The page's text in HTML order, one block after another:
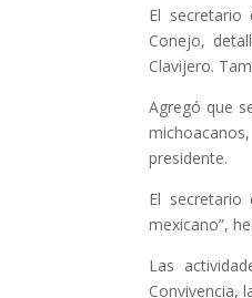
El secretario
Conejo,
Clavijero.
Agregó que
presidente.
El secretario
mexicano”,
Las
Convivencia,